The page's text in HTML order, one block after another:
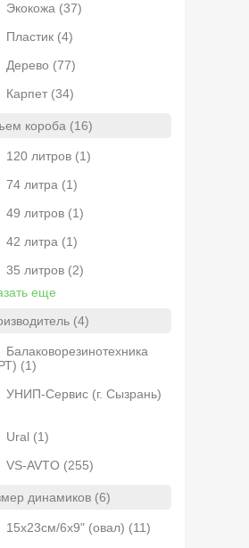
Экокожа (37)
Пластик (4)
Дерево (77)
Карпет (34)
короба (16)
120 литров (1)
74 литра (1)
49 литров (1)
42 литра (1)
35 литров (2)
еще
(4)
Балаковорезинотехника
(1)
УНИП-Сервис (г. Сызрань)
Ural (1)
VS-AVTO (255)
динамиков (6)
15х23см/6х9" (овал) (11)